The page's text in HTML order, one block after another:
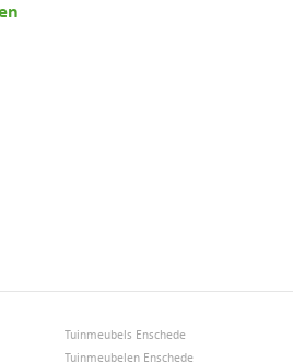
Tuinmeubels Enschede
Tuinmeubelen Enschede